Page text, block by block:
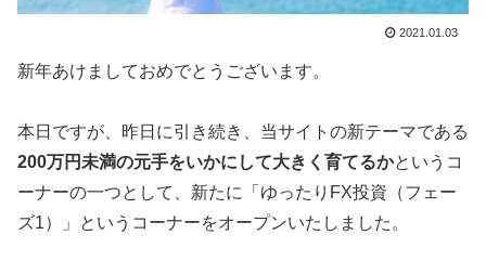
2021.01.03
新年あけましておめでとうございます。
本日ですが、昨日に引き続き、当サイトの新テーマである
200万円未満の元手をいかにして大きく育てるかというコ
ーナーの一つとして、新たに「ゆったりFX投資（フェー
ズ1）」というコーナーをオープンいたしました。